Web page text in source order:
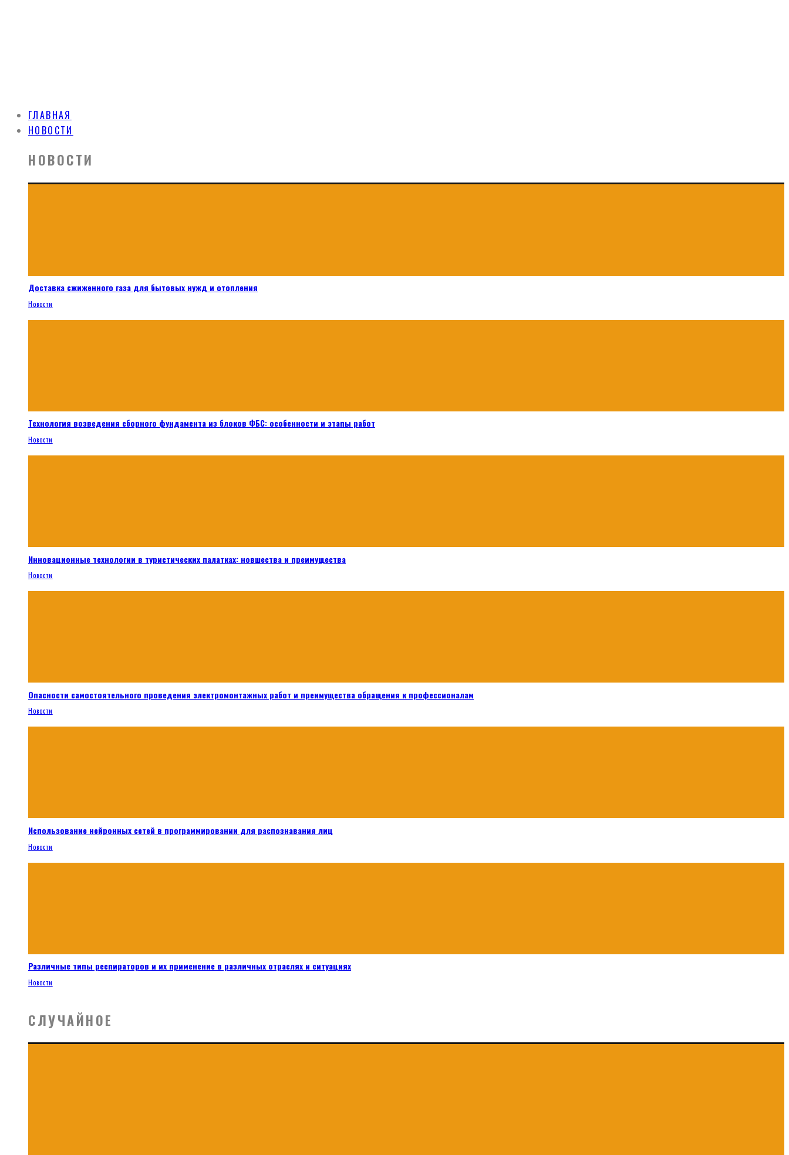
ГЛАВНАЯ
НОВОСТИ
НОВОСТИ
Доставка сжиженного газа для бытовых нужд и отопления
Новости
Технология возведения сборного фундамента из блоков ФБС: особенности и этапы работ
Новости
Инновационные технологии в туристических палатках: новшества и преимущества
Новости
Опасности самостоятельного проведения электромонтажных работ и преимущества обращения к профессионалам
Новости
Использование нейронных сетей в программировании для распознавания лиц
Новости
Различные типы респираторов и их применение в различных отраслях и ситуациях
Новости
СЛУЧАЙНОЕ